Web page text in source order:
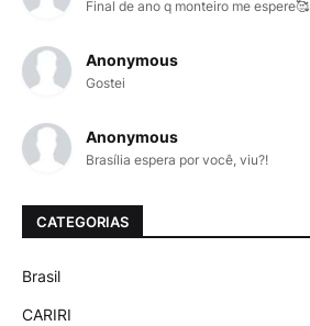
Final de ano q monteiro me espere🥰
Anonymous
Gostei
Anonymous
Brasília espera por você, viu?!
CATEGORIAS
Brasil
CARIRI